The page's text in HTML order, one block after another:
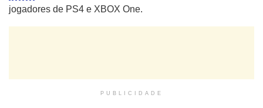
jogadores de PS4 e XBOX One.
PUBLICIDADE